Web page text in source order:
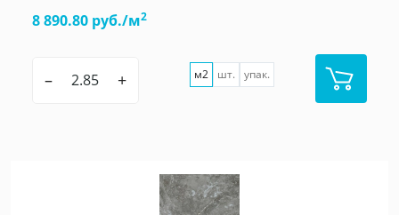
8 890.80 руб./м2
– + м2 шт. упак.